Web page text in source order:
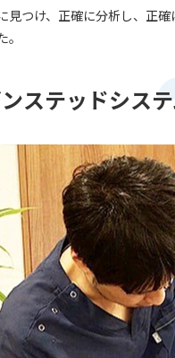
見つけ、正確に分析し、正
ンステッドシス